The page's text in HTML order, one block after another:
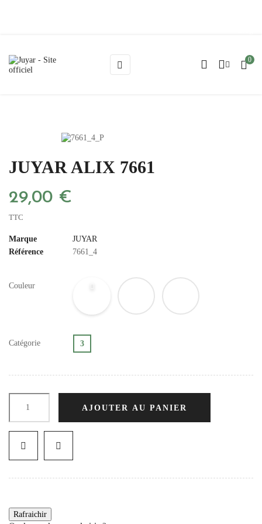
Basculer
la
☰ 0
JUYAR ALIX 7661
29,00 €
TTC
Marque
JUYAR
Référence
7661_4
Couleur
Catégorie 3
AJOUTER AU PANIER